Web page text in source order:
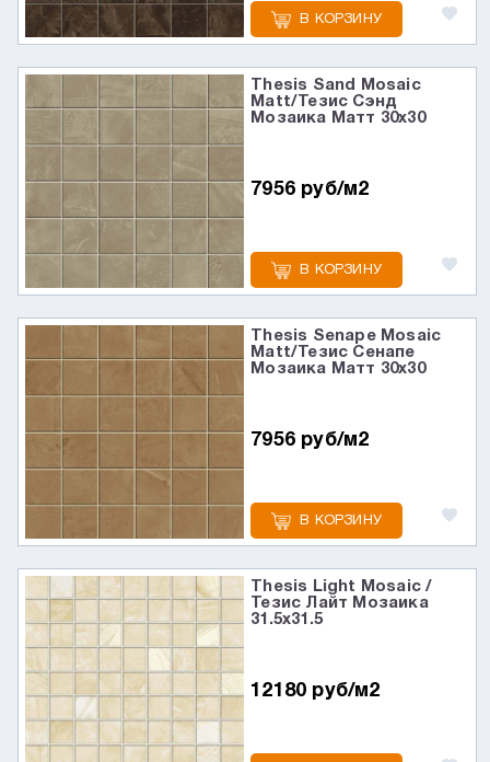
В КОРЗИНУ
Thesis Sand Mosaic
Matt/Тезис Сэнд
Мозаика Матт 30x30
7956 руб/м2
В КОРЗИНУ
Thesis Senape Mosaic
Matt/Тезис Сенапе
Мозаика Матт 30x30
7956 руб/м2
В КОРЗИНУ
Thesis Light Mosaic /
Тезис Лайт Мозаика
31.5x31.5
12180 руб/м2